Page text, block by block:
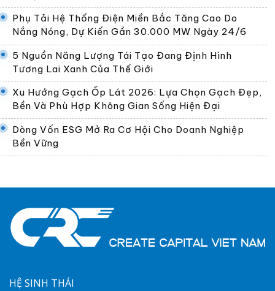
Phụ Tải Hệ Thống Điện Miền Bắc Tăng Cao Do
Nắng Nóng, Dự Kiến Gần 30.000 MW Ngày 24/6
5 Nguồn Năng Lượng Tái Tạo Đang Định Hình
Tương Lai Xanh Của Thế Giới
Xu Hướng Gạch Ốp Lát 2026: Lựa Chọn Gạch Đẹp,
Bền Và Phù Hợp Không Gian Sống Hiện Đại
Dòng Vốn ESG Mở Ra Cơ Hội Cho Doanh Nghiệp
Bền Vững
HỆ SINH THÁI